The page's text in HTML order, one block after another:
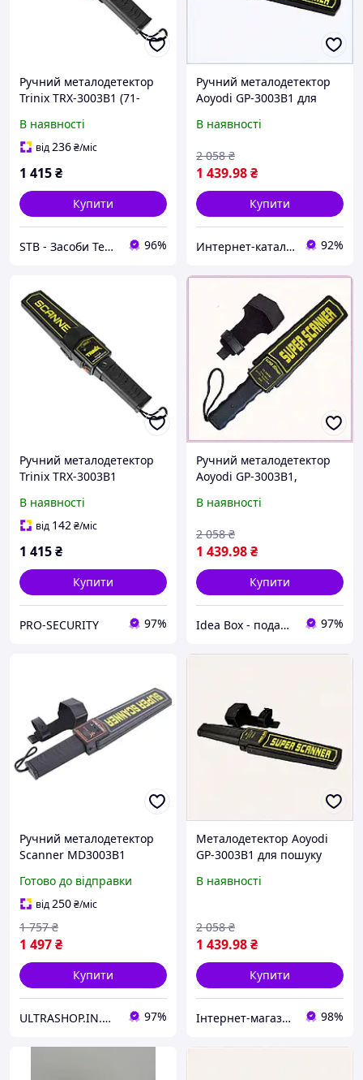
Ручний металодетектор
Trinix TRX-3003B1 (71-
В наявності
від236₴/міс
1 415₴
Купити
STB - Засоби Технічної Безпеки 96%
Ручний металодетектор
Aoyodi GP-3003B1 для
В наявності
1 439.98₴
2 058 ₴
Купити
Интернет-каталог скидок "BAGSPACE.ua" 92%
Ручний металодетектор
Trinix TRX-3003B1
В наявності
від 142₴/міс
1 415₴
Купити
PRO-SECURITY 97%
Ручний металодетектор
Aoyodi GP-3003B1,
В наявності
1 439.98₴
2 058 ₴
Купити
Idea Box - подарки для всей семьи 97%
Ручний металодетектор
Scanner MD3003B1
Готово до відправки
від250₴/міс
1 497₴
1 757 ₴
Купити
ULTRASHOP.IN.UA 🛒 Інтернет-магазин трендових гаджетів 97%
Металодетектор Aoyodi
GP-3003B1 для пошуку
66EX63666
В наявності
1 439.98₴
2 058 ₴
Купити
Інтернет-магазин NeonLemon 98%